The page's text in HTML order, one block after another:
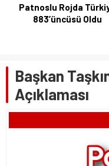
Patnoslu Rojda
883’üncüsü Oldu
Başkan
Açıklaması